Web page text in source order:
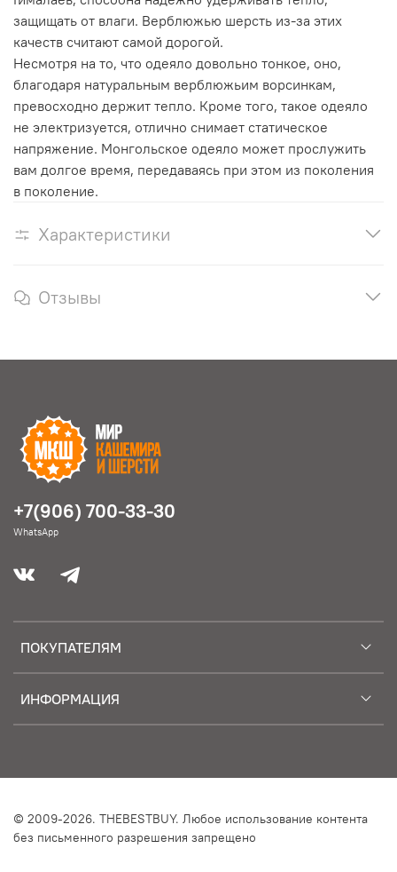
защищать от влаги. Верблюжью шерсть из-за этих
качеств считают самой дорогой.
Несмотря на то, что одеяло довольно тонкое, оно,
благодаря натуральным верблюжьим ворсинкам,
превосходно держит тепло. Кроме того, такое одеяло
не электризуется, отлично снимает статическое
напряжение. Монгольское одеяло может прослужить
вам долгое время, передаваясь при этом из поколения
в поколение.
Характеристики
Отзывы
ПОКУПАТЕЛЯМ
ИНФОРМАЦИЯ
+7(906) 700-33-30
WhatsApp
© 2009-2026. THEBESTBUY. Любое использование контента
без письменного разрешения запрещено